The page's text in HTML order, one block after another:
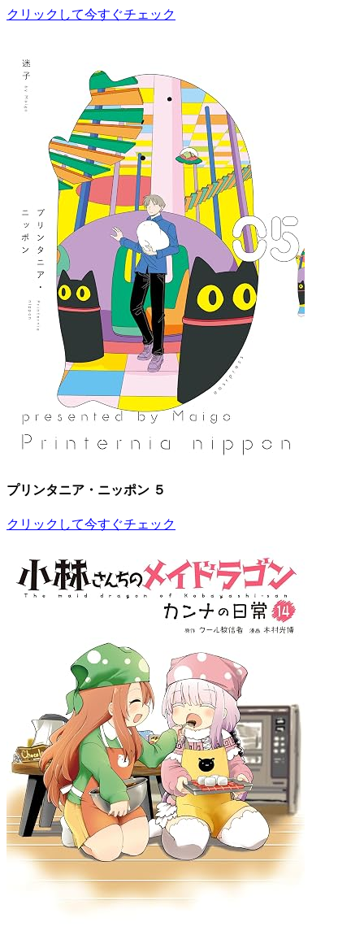
クリックして今すぐチェック
プリンタニア・ニッポン ５
クリックして今すぐチェック